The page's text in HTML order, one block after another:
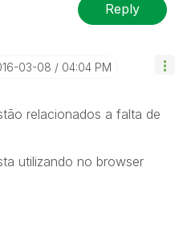
Reply
03-08 04:04 PM
relacionados a falta de
utilizando no browser